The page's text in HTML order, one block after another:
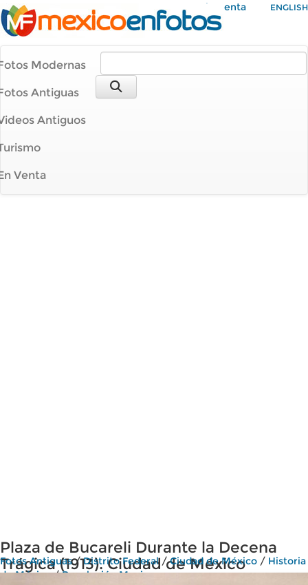
Mi Cuenta ENGLISH
Modernas
Antiguas
Antiguos
Venta
Plaza de Bucareli Durante la Decena
Trágica (1913). Ciudad de México
Fotos Antiguas/Distrito Federal/Ciudad de México / Historia
de México/Revolución Mexicana